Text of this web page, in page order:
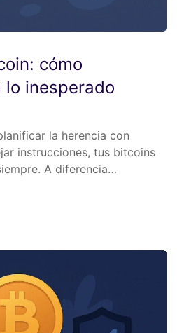
cómo
inesperado
la herencia con
instrucciones, tus bitcoins
A diferencia…